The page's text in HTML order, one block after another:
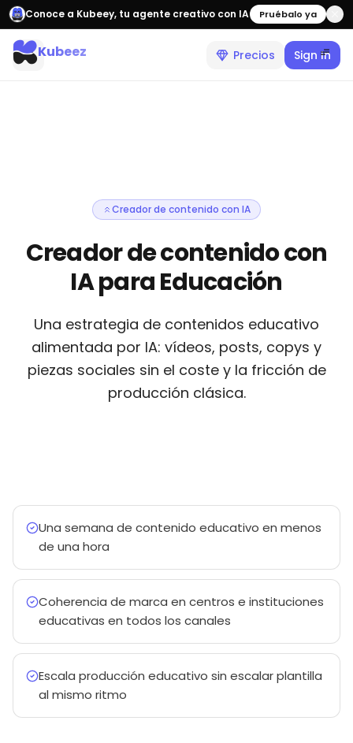
Conoce a Kubeey, tu agente creativo con IA Pruébalo ya
Precios Sign In
Kubeez
Creador de contenido con IA
Creador de contenido con
IA para Educación
Una estrategia de contenidos educativo
alimentada por IA: vídeos, posts, copys y
piezas sociales sin el coste y la fricción de
producción clásica.
Una semana de contenido educativo en menos
de una hora
Coherencia de marca en centros e instituciones
educativas en todos los canales
Escala producción educativo sin escalar plantilla
al mismo ritmo